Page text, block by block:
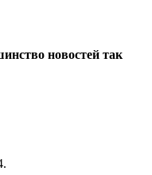
новостей так